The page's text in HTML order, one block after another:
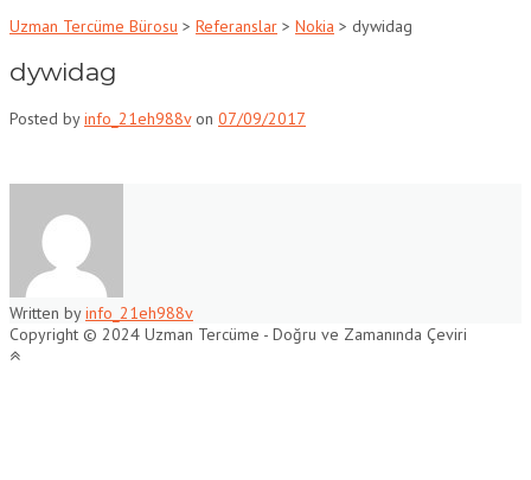
Uzman Tercüme Bürosu > Referanslar > Nokia > dywidag
dywidag
Posted byinfo_21eh988von 07/09/2017
Written byinfo_21eh988v
Copyright © 2024 Uzman Tercüme - Doğru ve Zamanında Çeviri